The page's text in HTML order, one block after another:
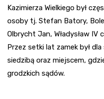
Kazimierza Wielkiego był
osoby tj. Stefan Batory,
Olbrycht Jan, Władysław IV
Przez setki lat zamek był
siedzibą oraz miejscem,
grodzkich sądów.